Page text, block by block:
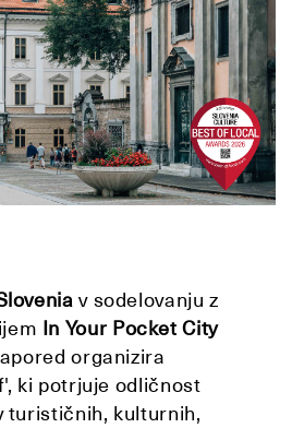
v sodelovanju z
In Your Pocket City
organizira
ki potrjuje odličnost
turističnih, kulturnih,